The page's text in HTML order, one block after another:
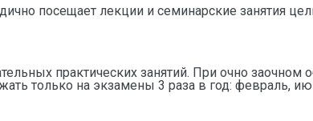
посещает лекции и семинарские занятия
практических занятий. При очно заочном
только на экзамены 3 раза в год: февраль,